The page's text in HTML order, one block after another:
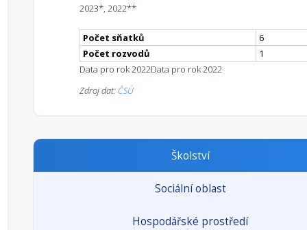
2023*, 2022**
Počet sňatků
6
Počet rozvodů
1
Data pro rok 2022Data pro rok 2022
Zdroj dat: ČSÚ
Školství
Sociální oblast
Hospodářské prostředí